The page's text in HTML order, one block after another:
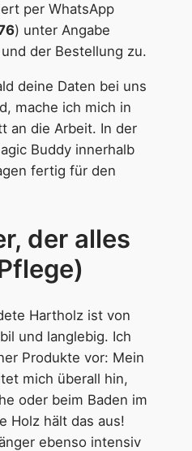
per WhatsApp
) unter Angabe
der Bestellung zu.
deine Daten bei uns
mache ich mich in
an die Arbeit. In der
Buddy innerhalb
fertig für den
der alles
Hartholz ist von
und langlebig. Ich
Produkte vor: Mein
mich überall hin,
oder beim Baden im
Holz hält das aus!
ebenso intensiv